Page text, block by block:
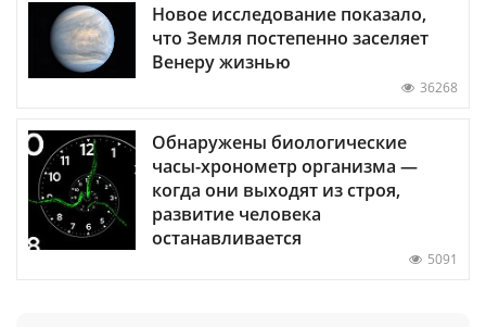
Новое исследование показало,
что Земля постепенно заселяет
Венеру жизнью
36268
Обнаружены биологические
часы-хронометр организма —
когда они выходят из строя,
развитие человека
останавливается
5091